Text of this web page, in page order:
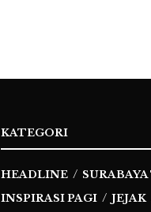
KATEGORI
HEADLINE
INSPIRASI PAGI
JEJAK